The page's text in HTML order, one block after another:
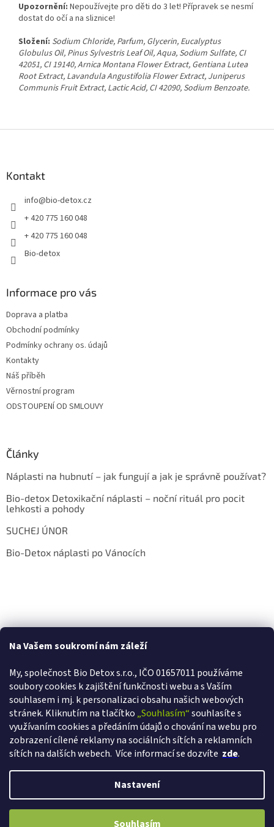
Na Vašem soukromí nám záleží
My, společnost Bio Detox s.r.o., IČO 01657011 používáme
soubory cookies k zajištění funkčnosti webu a s Vaším
souhlasem i mj. k personalizaci obsahu našich webových
stránek. Kliknutím na tlačítko „Souhlasím“souhlasíte s
využívaním cookies a předáním údajů o chování na webu pro
zobrazení cílené reklamy na sociálních sítích a reklamních
sítích na dalších webech. Více informací se dozvíte zde.
Nastavení
Souhlasím
VÁŽÍME SI VAŠÍ VĚRNOSTI! Ihned při registraci získáváte slevu 2% a s
Upozornění: Nepoužívejte pro děti do 3 let! Přípravek se nesmí
dostat do očí a na sliznice!
Složení: Sodium Chloride, Parfum, Glycerin, Eucalyptus
Globulus Oil, Pinus Sylvestris Leaf Oil, Aqua, Sodium Sulfate, CI
42051, CI 19140, Arnica Montana Flower Extract, Gentiana Lutea
Root Extract, Lavandula Angustifolia Flower Extract, Juniperus
Communis Fruit Extract, Lactic Acid, CI 42090, Sodium Benzoate.
Kontakt
info@bio-detox.cz
+ 420 775 160 048
+ 420 775 160 048
Bio-detox
Informace pro vás
Doprava a platba
Obchodní podmínky
Podmínky ochrany os. údajů
Kontakty
Náš příběh
Věrnostní program
ODSTOUPENÍ OD SMLOUVY
Články
Náplasti na hubnutí – jak fungují a jak je správně používat?
Bio-detox Detoxikační náplasti – noční rituál pro pocit
lehkosti a pohody
SUCHEJ ÚNOR
Bio-Detox náplasti po Vánocích
Copyright 2026Bio-detox.cz. Všechna práva vyhrazena.Upravit